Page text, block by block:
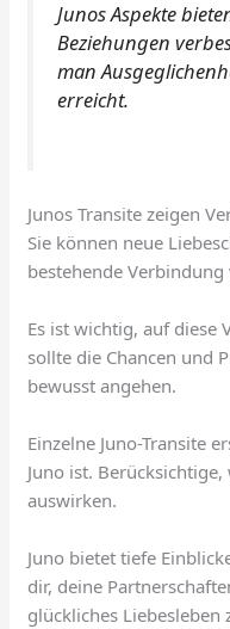
Junos Aspekte
Beziehungen
man
erreicht.
Junos Transite zeigen
Sie können neue
bestehende Verbindung
Es ist wichtig, auf diese
sollte die Chancen und
bewusst angehen.
Einzelne Juno-Transite
Juno ist.
auswirken.
Juno bietet tiefe
dir, deine
glückliches Liebesleben